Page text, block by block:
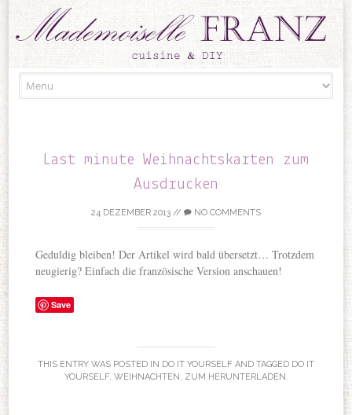
Last minute Weihnachtskarten zum
Ausdrucken
24 DEZEMBER 2013 // NO COMMENTS
Geduldig bleiben! Der Artikel wird bald übersetzt… Trotzdem
neugierig? Einfach die französische Version anschauen!
Save
THIS ENTRY WAS POSTED IN DO IT YOURSELF AND TAGGED DO IT
YOURSELF, WEIHNACHTEN , ZUM HERUNTERLADEN .